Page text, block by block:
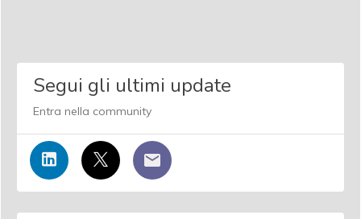
Segui gli ultimi update
Entra nella community